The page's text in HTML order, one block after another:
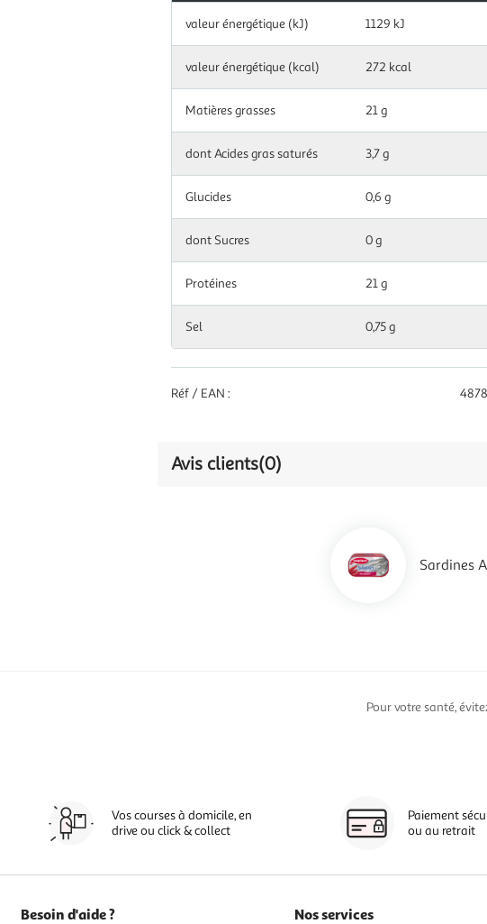
nutritionnelles
pour
g|ml
valeur énergétique (kJ) 1129 kJ
valeur énergétique (kcal) 272 kcal
Matières grasses 21 g
dont Acides gras saturés 3,7 g
Glucides 0,6 g
dont Sucres 0 g
Protéines 21 g
Sel 0,75 g
Réf / EAN :
Avis clients(0)
Sardines
Pour votre santé,
Vos courses à domicile, en
drive ou click & collect
Paiement
ou au retrait
Besoin d'aide ? Nos services